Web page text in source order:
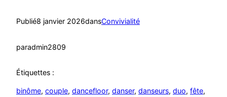
Publié8 janvier 2026dansConvivialité
paradmin2809
Étiquettes :
binôme, couple, dancefloor, danser, danseurs, duo, fête